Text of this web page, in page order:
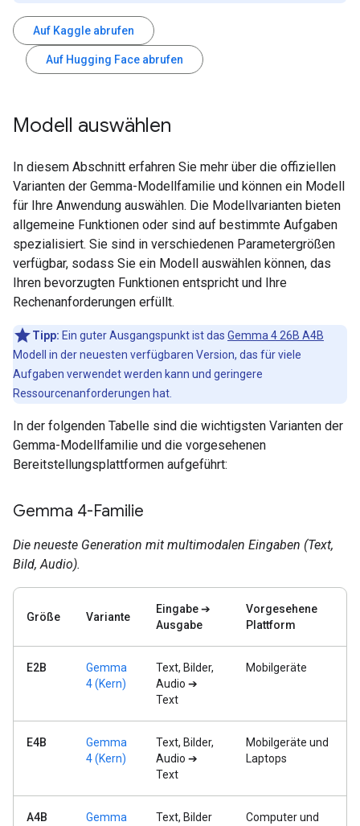
Auf Kaggle abrufen
Auf Hugging Face abrufen
Modell auswählen
In diesem Abschnitt erfahren Sie mehr über die offiziellen
Varianten der Gemma-Modellfamilie und können ein Modell
für Ihre Anwendung auswählen. Die Modellvarianten bieten
allgemeine Funktionen oder sind auf bestimmte Aufgaben
spezialisiert. Sie sind in verschiedenen Parametergrößen
verfügbar, sodass Sie ein Modell auswählen können, das
Ihren bevorzugten Funktionen entspricht und Ihre
Rechenanforderungen erfüllt.
Tipp: Ein guter Ausgangspunkt ist das Gemma 4 26B A4B
Modell in der neuesten verfügbaren Version, das für viele
Aufgaben verwendet werden kann und geringere
Ressourcenanforderungen hat.
In der folgenden Tabelle sind die wichtigsten Varianten der
Gemma-Modellfamilie und die vorgesehenen
Bereitstellungsplattformen aufgeführt:
Gemma 4-Familie
Die neueste Generation mit multimodalen Eingaben (Text,
Bild, Audio).
Größe Variante
Eingabe ➔
Ausgabe
Vorgesehene
Plattform
E2B
Gemma
4 (Kern)
Text, Bilder,
Audio ➔
Text
Mobilgeräte
E4B
Gemma
4 (Kern)
Text, Bilder,
Audio ➔
Text
Mobilgeräte und
Laptops
A4B
Gemma
Text, Bilder
Computer und